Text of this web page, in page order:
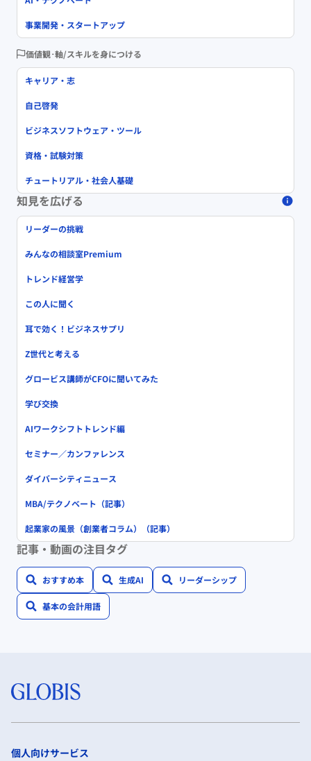
事業開発・スタートアップ
価値観･軸/スキルを身につける
キャリア・志
自己啓発
ビジネスソフトウェア・ツール
資格・試験対策
チュートリアル・社会人基礎
知見を広げる
リーダーの挑戦
みんなの相談室Premium
トレンド経営学
この人に聞く
耳で効く！ビジネスサプリ
Z世代と考える
グロービス講師がCFOに聞いてみた
学び交換
AIワークシフトトレンド編
セミナー／カンファレンス
ダイバーシティニュース
MBA/テクノベート（記事）
起業家の風景（創業者コラム）（記事）
記事・動画の注目タグ
おすすめ本 生成AI リーダーシップ
基本の会計用語
個人向けサービス